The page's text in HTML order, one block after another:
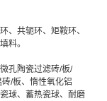
、共轭环、矩鞍环、
料。
孔陶瓷过滤砖/板/
/板、惰性氧化铝
球、蓄热瓷球、耐磨